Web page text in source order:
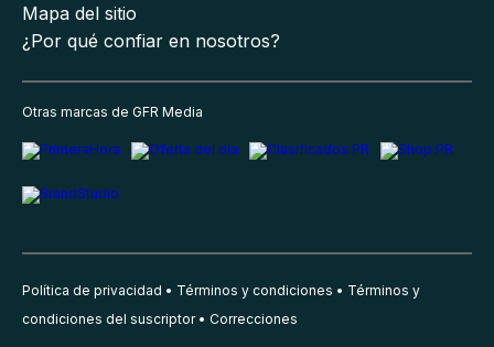
Mapa del sitio
¿Por qué confiar en nosotros?
Otras marcas de GFR Media
Política de privacidad Términos y condiciones
Términos y
condiciones del suscriptor
Correcciones